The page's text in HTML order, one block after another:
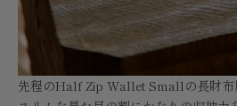
先程のHalf Zip Wallet Smallの長財布